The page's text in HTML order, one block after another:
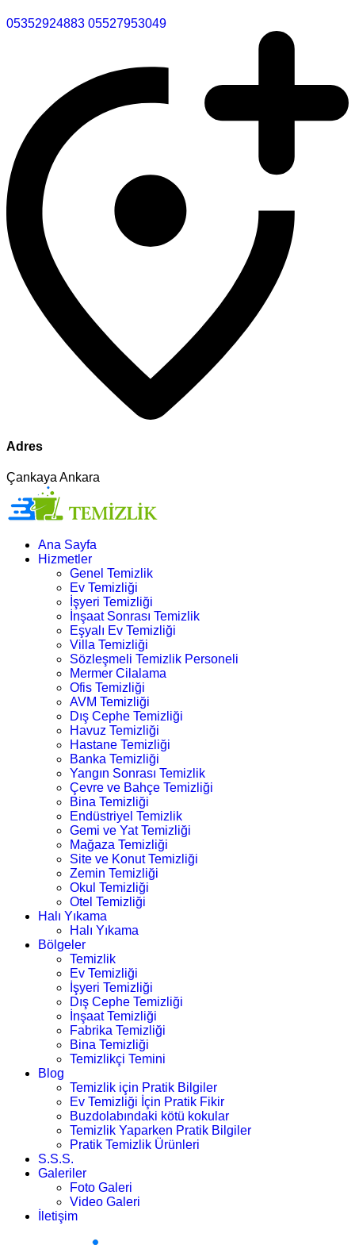
05352924883 05527953049
Adres
Çankaya Ankara
Ana Sayfa
Hizmetler
Genel Temizlik
Ev Temizliği
İşyeri Temizliği
İnşaat Sonrası Temizlik
Eşyalı Ev Temizliği
Villa Temizliği
Sözleşmeli Temizlik Personeli
Mermer Cilalama
Ofis Temizliği
AVM Temizliği
Dış Cephe Temizliği
Havuz Temizliği
Hastane Temizliği
Banka Temizliği
Yangın Sonrası Temizlik
Çevre ve Bahçe Temizliği
Bina Temizliği
Endüstriyel Temizlik
Gemi ve Yat Temizliği
Mağaza Temizliği
Site ve Konut Temizliği
Zemin Temizliği
Okul Temizliği
Otel Temizliği
Halı Yıkama
Halı Yıkama
Bölgeler
Temizlik
Ev Temizliği
İşyeri Temizliği
Dış Cephe Temizliği
İnşaat Temizliği
Fabrika Temizliği
Bina Temizliği
Temizlikçi Temini
Blog
Temizlik için Pratik Bilgiler
Ev Temizliği İçin Pratik Fikir
Buzdolabındaki kötü kokular
Temizlik Yaparken Pratik Bilgiler
Pratik Temizlik Ürünleri
S.S.S.
Galeriler
Foto Galeri
Video Galeri
İletişim